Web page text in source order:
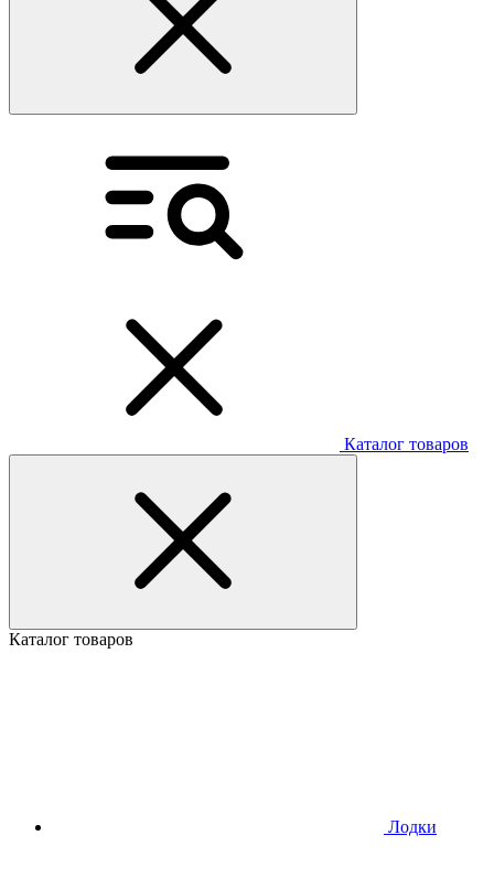
Каталог товаров
Каталог товаров
Лодки